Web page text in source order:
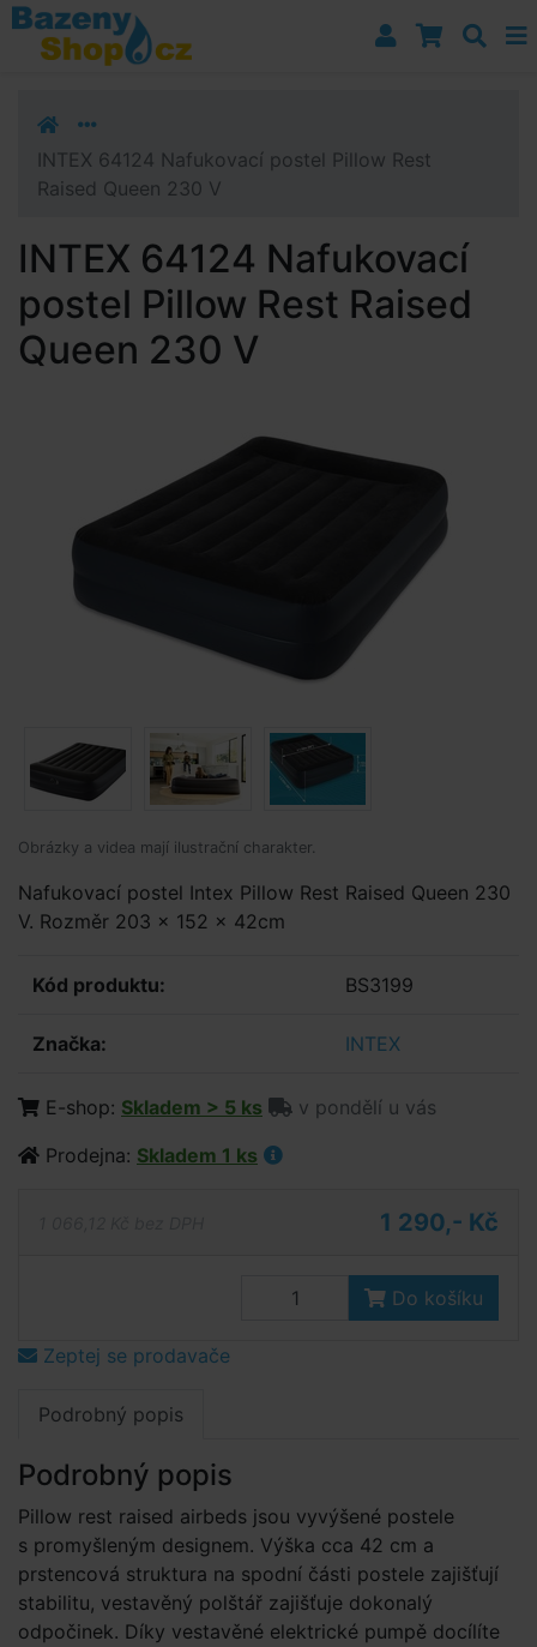
Přejít k navigaci
Přejít na obsah
Přejít k postrannímu sloupci
INTEX 64124 Nafukovací postel Pillow Rest
Raised Queen 230 V
INTEX 64124 Nafukovací
postel Pillow Rest Raised
Queen 230 V
Obrázky a videa mají ilustrační charakter.
Nafukovací postel Intex Pillow Rest Raised Queen 230
V. Rozměr 203 x 152 x 42cm
Kód produktu: BS3199
Značka: INTEX
E-shop: Skladem > 5 ks
v pondělí u vás
Prodejna: Skladem 1 ks
1 290,- Kč
Do košíku
Zeptej se prodavače
Podrobný popis
Podrobný popis
Pillow rest raised airbeds jsou vyvýšené postele
s promyšleným designem. Výška cca 42 cm a
prstencová struktura na spodní části postele zajišťují
stabilitu, vestavěný polštář zajišťuje dokonalý
odpočinek. Díky vestavěné elektrické pumpě docílíte